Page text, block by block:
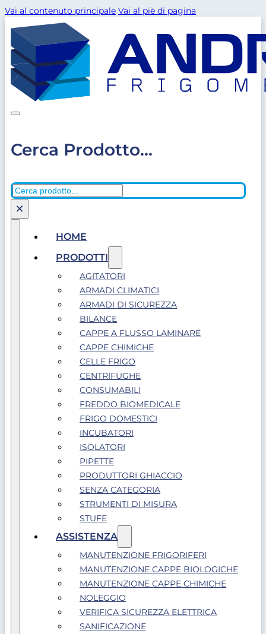
Vai al contenuto principale Vai al piè di pagina
Cerca Prodotto...
Cerca
×
HOME
PRODOTTI
AGITATORI
ARMADI CLIMATICI
ARMADI DI SICUREZZA
BILANCE
CAPPE A FLUSSO LAMINARE
CAPPE CHIMICHE
CELLE FRIGO
CENTRIFUGHE
CONSUMABILI
FREDDO BIOMEDICALE
FRIGO DOMESTICI
INCUBATORI
ISOLATORI
PIPETTE
PRODUTTORI GHIACCIO
SENZA CATEGORIA
STRUMENTI DI MISURA
STUFE
ASSISTENZA
MANUTENZIONE FRIGORIFERI
MANUTENZIONE CAPPE BIOLOGICHE
MANUTENZIONE CAPPE CHIMICHE
NOLEGGIO
VERIFICA SICUREZZA ELETTRICA
SANIFICAZIONE